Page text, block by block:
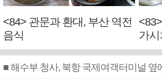
<84> 관문과 환대, 부산 역전
음식
가시
■ 해수부 청사, 북항 국제여객터미널 옆